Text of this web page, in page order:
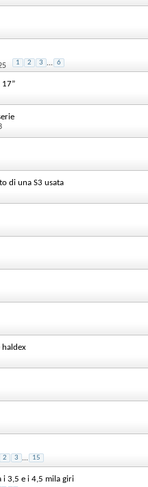
1 2 3 ... 6
17”
di una S3 usata
2 3 ... 15
3,5 e i 4,5 mila giri